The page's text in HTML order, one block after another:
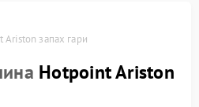
запах гари
Hotpoint Ariston